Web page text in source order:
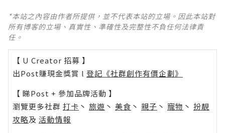
*本站之內容由作者所提供，並不代表本站的立場。因此本站對
所有博客的立場、真實性、準確性及完整性不負任何法律責
任。
【 U Creator 招募 】
出Post賺現金獎賞 l 登記《社群創作有價企劃》
【 睇Post + 參加品牌活動 】
瀏覽更多社群 打卡 丶 旅遊 丶 美食 丶 親子 丶 寵物 丶 扮靚
攻略及 活動情報